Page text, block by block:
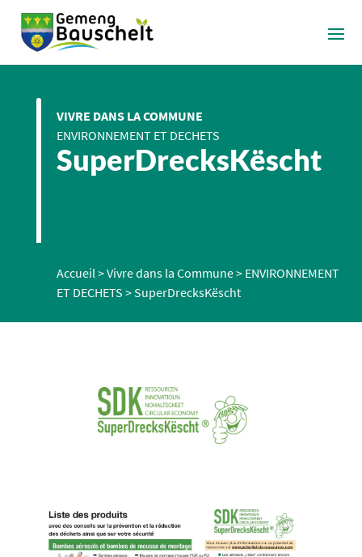
VIVRE DANS LA COMMUNE
ENVIRONNEMENT ET DECHETS
SuperDrecksKëscht
Accueil>Vivre dans la Commune> ENVIRONNEMENT
ET DECHETS >SuperDrecksKëscht